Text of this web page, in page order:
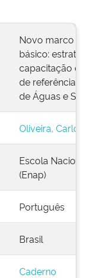
Novo marco
básico:
capacitação e
de referência
de Águas e
Oliveira,
Escola
(Enap)
Português
Brasil
Caderno